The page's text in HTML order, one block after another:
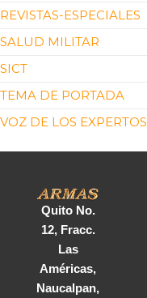
REVISTAS-ESPECIALES
SALUD MILITAR
SICT
TEMA DE PORTADA
VOZ DE LOS EXPERTOS
Quito No.
12, Fracc.
Las
Américas,
Naucalpan,